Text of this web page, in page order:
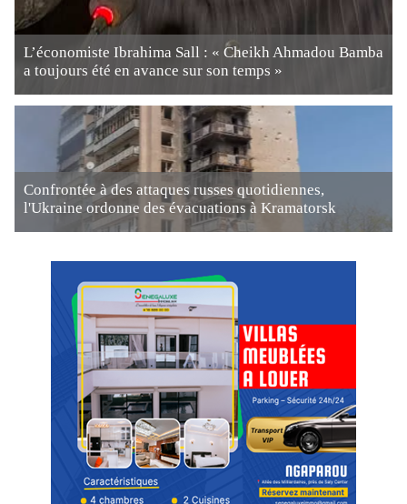
L’économiste Ibrahima Sall : « Cheikh Ahmadou Bamba
a toujours été en avance sur son temps »
Confrontée à des attaques russes quotidiennes,
l'Ukraine ordonne des évacuations à Kramatorsk